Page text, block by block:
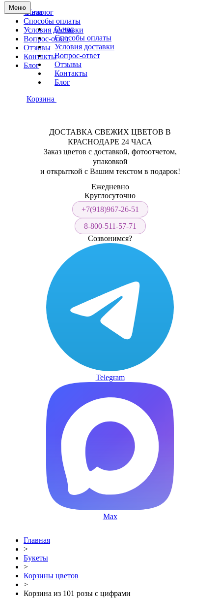
Меню
О нас
Способы оплаты
Условия доставки
Вопрос-ответ
Отзывы
Контакты
Блог
Каталог
О нас
Способы оплаты
Условия доставки
Вопрос-ответ
Отзывы
Контакты
Блог
Корзина
ДОСТАВКА СВЕЖИХ ЦВЕТОВ В
КРАСНОДАРЕ 24 ЧАСА
Заказ цветов с доставкой, фотоотчетом,
упаковкой
и открыткой с Вашим текстом в подарок!
Ежедневно
Круглосуточно
+7(918)967-26-51
8-800-511-57-71
Созвонимся?
Telegram
Max
Главная
>
Букеты
>
Корзины цветов
>
Корзина из 101 розы с цифрами